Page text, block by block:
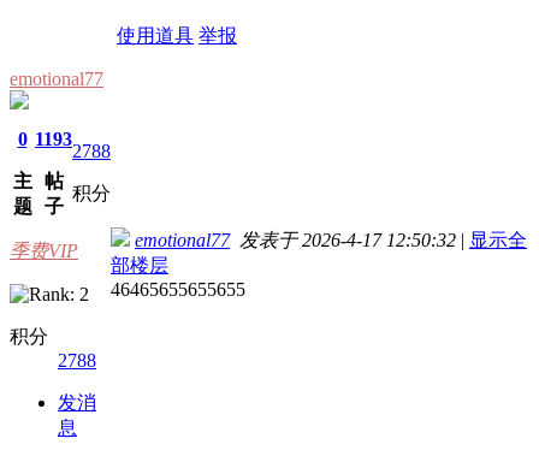
使用道具 举报
emotional77
0
主
题
1193
帖
子
2788
积分
季费VIP
积分
2788
发消
息
emotional77发表于 2026-4-17 12:50:32 | 显示全
部楼层
46465655655655